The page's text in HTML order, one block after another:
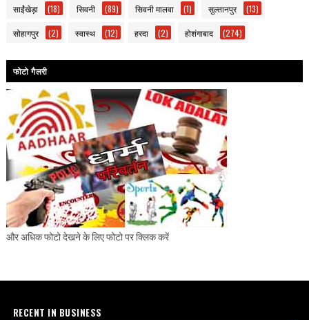
साईंखेड़ा (18) सिवनी (89) सिवनी मालवा (1) सुल्तानपुर (13)
सोहागपुर (2) स्वास्थ (12) हरदा (2) होशंगाबाद (274)
फोटो गैलरी
और अधिक फोटो देखने के लिए फोटो पर क्लिक करें
RECENT IN BUSINESS